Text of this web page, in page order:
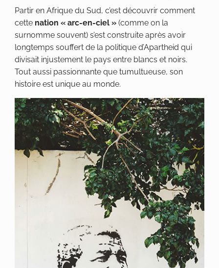
Partir en Afrique du Sud, c’est découvrir comment
cette nation « arc-en-ciel » (comme on la
surnomme souvent) s’est construite après avoir
longtemps souffert de la politique d’Apartheid qui
divisait injustement le pays entre blancs et noirs.
Tout aussi passionnante que tumultueuse, son
histoire est unique au monde.